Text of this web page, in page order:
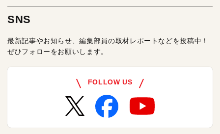
SNS
最新記事やお知らせ、編集部員の取材レポートなどを投稿中！
ぜひフォローをお願いします。
FOLLOW US